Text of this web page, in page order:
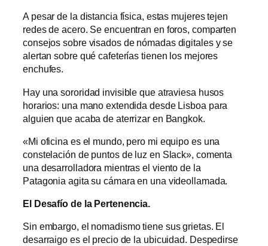
A pesar de la distancia física, estas mujeres tejen
redes de acero. Se encuentran en foros, comparten
consejos sobre visados de nómadas digitales y se
alertan sobre qué cafeterías tienen los mejores
enchufes.
Hay una sororidad invisible que atraviesa husos
horarios: una mano extendida desde Lisboa para
alguien que acaba de aterrizar en Bangkok.
«Mi oficina es el mundo, pero mi equipo es una
constelación de puntos de luz en Slack», comenta
una desarrolladora mientras el viento de la
Patagonia agita su cámara en una videollamada.
El Desafío de la Pertenencia.
Sin embargo, el nomadismo tiene sus grietas. El
desarraigo es el precio de la ubicuidad. Despedirse